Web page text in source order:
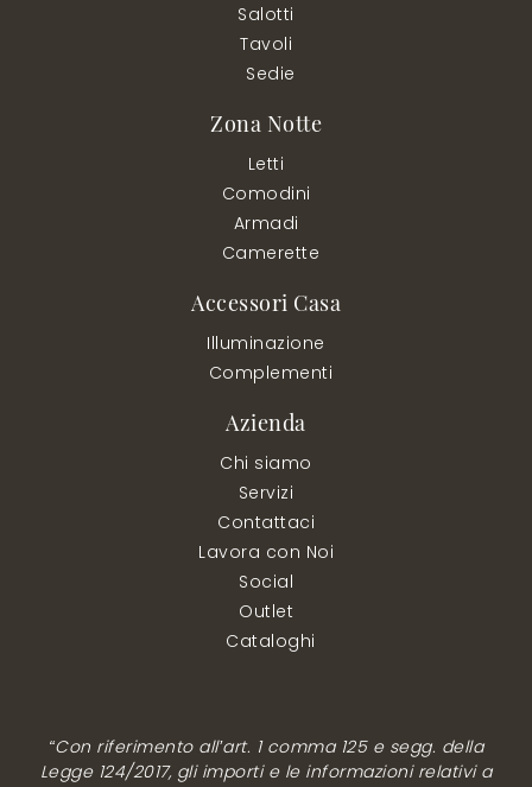
Salotti
Tavoli
Sedie
Zona Notte
Letti
Comodini
Armadi
Camerette
Accessori Casa
Illuminazione
Complementi
Azienda
Chi siamo
Servizi
Contattaci
Lavora con Noi
Social
Outlet
Cataloghi
“Con riferimento all’art. 1 comma 125 e segg. della
Legge 124/2017, gli importi e le informazioni relativi a